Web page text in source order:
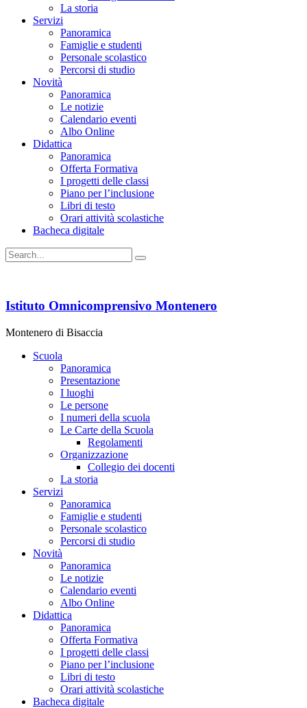
La storia
Servizi
Panoramica
Famiglie e studenti
Personale scolastico
Percorsi di studio
Novità
Panoramica
Le notizie
Calendario eventi
Albo Online
Didattica
Panoramica
Offerta Formativa
I progetti delle classi
Piano per l’inclusione
Libri di testo
Orari attività scolastiche
Bacheca digitale
Istituto Omnicomprensivo Montenero
Montenero di Bisaccia
Scuola
Panoramica
Presentazione
I luoghi
Le persone
I numeri della scuola
Le Carte della Scuola
Regolamenti
Organizzazione
Collegio dei docenti
La storia
Servizi
Panoramica
Famiglie e studenti
Personale scolastico
Percorsi di studio
Novità
Panoramica
Le notizie
Calendario eventi
Albo Online
Didattica
Panoramica
Offerta Formativa
I progetti delle classi
Piano per l’inclusione
Libri di testo
Orari attività scolastiche
Bacheca digitale